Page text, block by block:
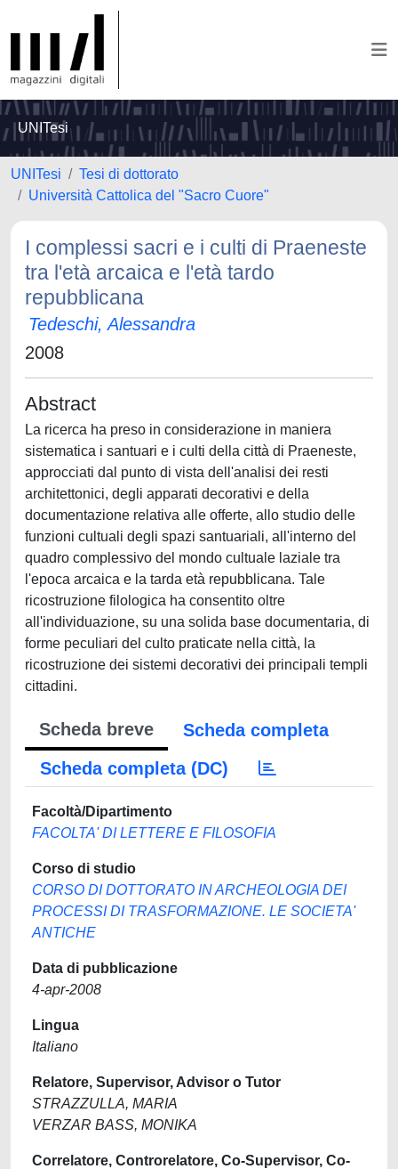
UNITesi
UNITesi
Tesi di dottorato
Università Cattolica del "Sacro Cuore"
I complessi sacri e i culti di Praeneste
tra l'età arcaica e l'età tardo
repubblicana
Tedeschi, Alessandra
2008
Abstract
La ricerca ha preso in considerazione in maniera
sistematica i santuari e i culti della città di Praeneste,
approcciati dal punto di vista dell'analisi dei resti
architettonici, degli apparati decorativi e della
documentazione relativa alle offerte, allo studio delle
funzioni cultuali degli spazi santuariali, all'interno del
quadro complessivo del mondo cultuale laziale tra
l'epoca arcaica e la tarda età repubblicana. Tale
ricostruzione filologica ha consentito oltre
all'individuazione, su una solida base documentaria, di
forme peculiari del culto praticate nella città, la
ricostruzione dei sistemi decorativi dei principali templi
cittadini.
Scheda breve
Scheda completa
Scheda completa (DC)
Facoltà/Dipartimento
FACOLTA' DI LETTERE E FILOSOFIA
Corso di studio
CORSO DI DOTTORATO IN ARCHEOLOGIA DEI
PROCESSI DI TRASFORMAZIONE. LE SOCIETA'
ANTICHE
Data di pubblicazione
4-apr-2008
Lingua
Italiano
Relatore, Supervisor, Advisor o Tutor
STRAZZULLA, MARIA
VERZAR BASS, MONIKA
Correlatore, Controrelatore, Co-Supervisor, Co-